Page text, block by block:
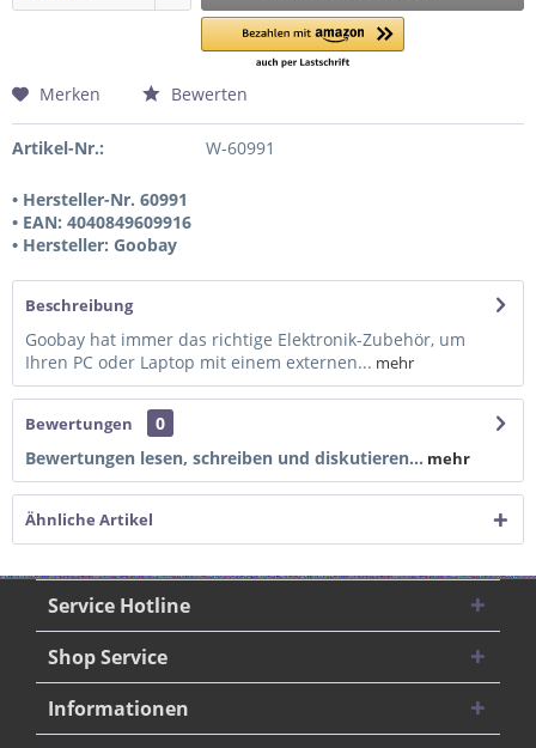
Merken Bewerten
Artikel-Nr.: W-60991
• Hersteller-Nr. 60991
• EAN: 4040849609916
• Hersteller: Goobay
Beschreibung
Goobay hat immer das richtige Elektronik-Zubehör, um
Ihren PC oder Laptop mit einem externen... mehr
Bewertungen
0
Bewertungen lesen, schreiben und diskutieren... mehr
Ähnliche Artikel
Service Hotline
Shop Service
Informationen